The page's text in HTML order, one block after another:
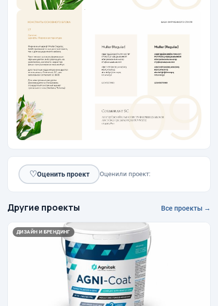
♡Оценить проект Оценили проект:
Другие проекты Все проекты →
ДИЗАЙН И БРЕНДИНГ